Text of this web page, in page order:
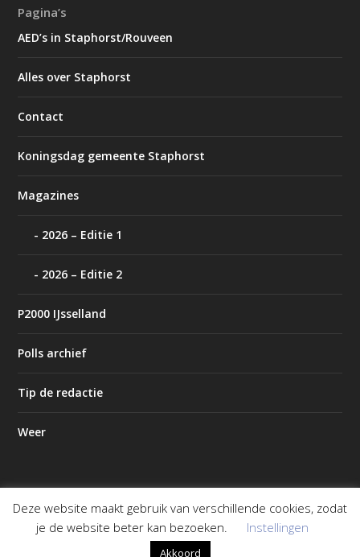
Pagina’s
AED’s in Staphorst/Rouveen
Alles over Staphorst
Contact
Koningsdag gemeente Staphorst
Magazines
2026 – Editie 1
2026 – Editie 2
P2000 IJsselland
Polls archief
Tip de redactie
Weer
Ontworpen doorElegant Themes | Mogelijk gemaakt door
WordPress
Deze website maakt gebruik van verschillende cookies, zodat
je de website beter kan bezoeken.
Instellingen
Akkoord